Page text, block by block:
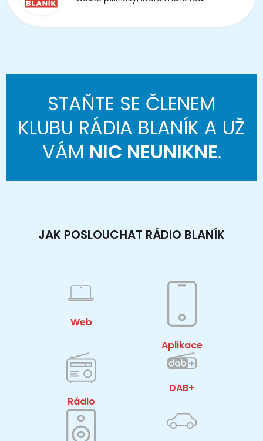
STAŇTE SE ČLENEM
KLUBU RÁDIA BLANÍK A UŽ
VÁM NIC NEUNIKNE.
JAK POSLOUCHAT RÁDIO BLANÍK
Web
Aplikace
Rádio
DAB+